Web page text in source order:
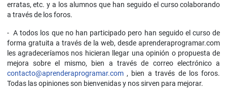
erratas, etc. y a los alumnos que han seguido el curso colaborando
a través de los foros.
- A todos los que no han participado pero han seguido el curso de
forma gratuita a través de la web, desde aprenderaprogramar.com
les agradeceríamos nos hicieran llegar una opinión o propuesta de
mejora sobre el mismo, bien a través de correo electrónico a
contacto@aprenderaprogramar.com, bien a través de los foros.
Todas las opiniones son bienvenidas y nos sirven para mejorar.